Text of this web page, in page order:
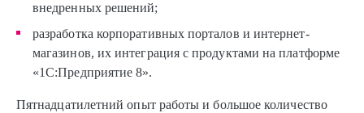
внедренных решений;
разработка корпоративных порталов и интернет-
магазинов, их интеграция с продуктами на платформе
«1C:Предприятие 8».
Пятнадцатилетний опыт работы и большое количество